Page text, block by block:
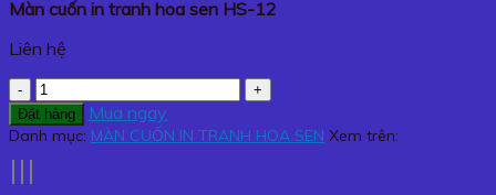
Màn cuốn in tranh hoa sen HS-12
Liên hệ
Màn
cuốn
in
Đặt hàng Mua ngay
Danh mục: MÀN CUỐN IN TRANH HOA SEN Xem trên: